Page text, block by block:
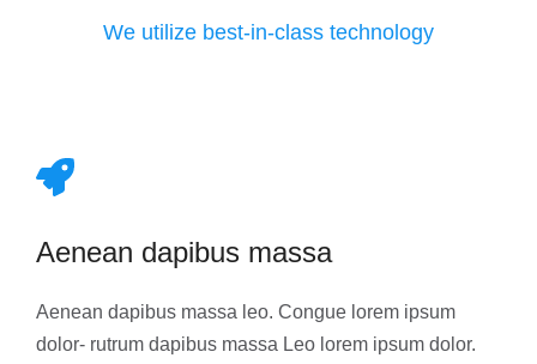
We utilize best-in-class technology
Aenean dapibus massa
Aenean dapibus massa leo. Congue lorem ipsum
dolor- rutrum dapibus massa Leo lorem ipsum dolor.